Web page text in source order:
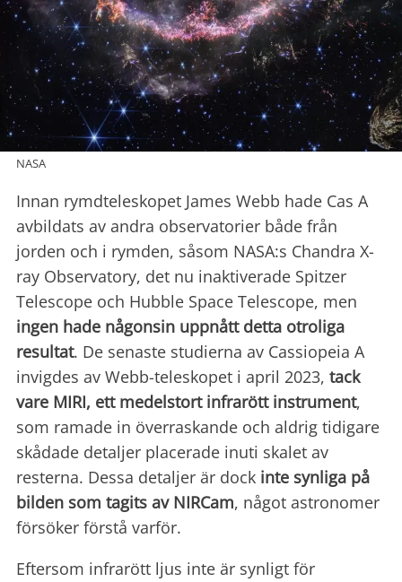
NASA
Innan rymdteleskopet James Webb hade Cas A
avbildats av andra observatorier både från
jorden och i rymden, såsom NASA:s Chandra X-
ray Observatory, det nu inaktiverade Spitzer
Telescope och Hubble Space Telescope, men
ingen hade någonsin uppnått detta otroliga
resultat. De senaste studierna av Cassiopeia A
invigdes av Webb-teleskopet i april 2023, tack
vare MIRI, ett medelstort infrarött instrument,
som ramade in överraskande och aldrig tidigare
skådade detaljer placerade inuti skalet av
resterna. Dessa detaljer är dock inte synliga på
bilden som tagits av NIRCam, något astronomer
försöker förstå varför.
Eftersom infrarött ljus inte är synligt för